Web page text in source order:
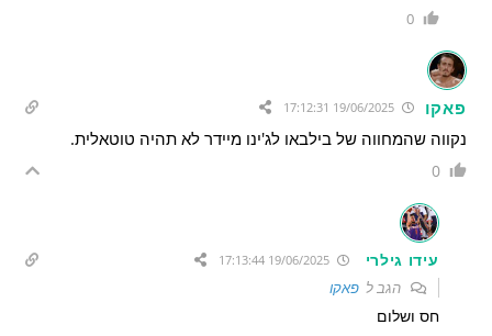
0
פאקו 19/06/2025 17:12:31
נקווה שהמחווה של בילבאו לג'ינו מיידר לא תהיה טוטאלית.
0
עידו גילרי 19/06/2025 17:13:44
הגב לפאקו
חס ושלום